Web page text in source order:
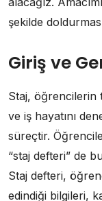
şekilde
Giriş ve
Staj, öğrencilerin
ve iş hayatını
süreçtir.
“staj defteri” de
Staj defteri,
edindiği bilgileri,